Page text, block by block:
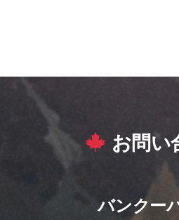
お問い
バンクー